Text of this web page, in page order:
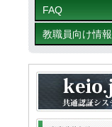
FAQ
教職員向け情報